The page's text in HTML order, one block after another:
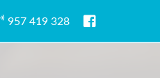
957 419 328